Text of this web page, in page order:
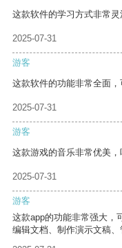
这款软件的学习方式非常灵
2025-07-31
游客
这款软件的功能非常全面，
2025-07-31
游客
这款游戏的音乐非常优美，
2025-07-31
游客
这款app的功能非常强大，
编辑文档、制作演示文稿、